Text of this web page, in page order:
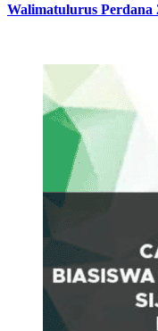
Walimatulurus Perdana